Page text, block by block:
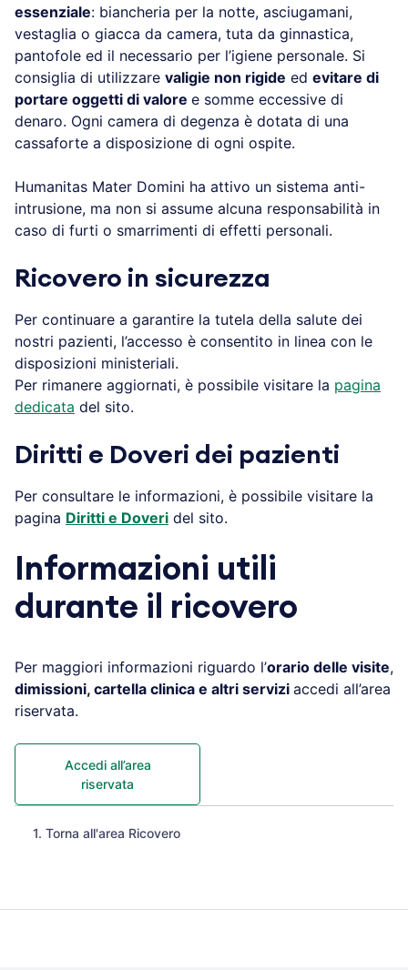
essenziale: biancheria per la notte, asciugamani,
vestaglia o giacca da camera, tuta da ginnastica,
pantofole ed il necessario per l’igiene personale. Si
consiglia di utilizzare valigie non rigide ed evitare di
portare oggetti di valore e somme eccessive di
denaro. Ogni camera di degenza è dotata di una
cassaforte a disposizione di ogni ospite.
Humanitas Mater Domini ha attivo un sistema anti-
intrusione, ma non si assume alcuna responsabilità in
caso di furti o smarrimenti di effetti personali.
Ricovero in sicurezza
Per continuare a garantire la tutela della salute dei
nostri pazienti, l’accesso è consentito in linea con le
disposizioni ministeriali.
Per rimanere aggiornati, è possibile visitare la pagina
dedicata del sito.
Diritti e Doveri dei pazienti
Per consultare le informazioni, è possibile visitare la
pagina Diritti e Doveri del sito.
Informazioni utili
durante il ricovero
Per maggiori informazioni riguardo l’orario delle visite,
dimissioni, cartella clinica e altri servizi accedi all’area
riservata.
Accedi all’area
riservata
1. Torna all'area Ricovero